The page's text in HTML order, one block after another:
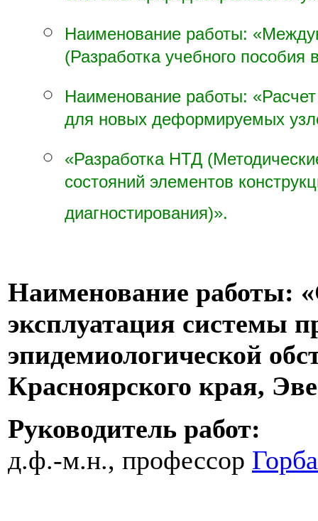
Наименование работы:
(Разработка учебного пособия
Наименование работы:
для новых деформируемых
«Разработка НТД
состояний элементов
диагностирования)».
Наименование работы:
эксплуатация системы
эпидемиологической
Красноярского края,
Руководитель работ:
д.ф.-м.н., профессор